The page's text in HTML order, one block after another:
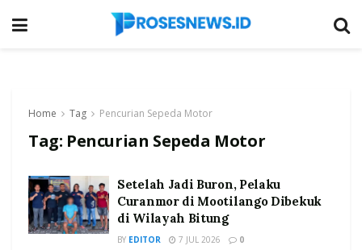
Home Tag Pencurian Sepeda Motor
Tag: Pencurian Sepeda Motor
Setelah Jadi Buron, Pelaku
Curanmor di Mootilango Dibekuk
di Wilayah Bitung
BY EDITOR 7 JUL 2026 0